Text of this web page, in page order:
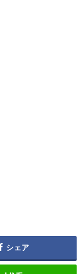
シェア